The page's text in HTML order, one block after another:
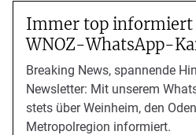
Immer top informiert
WNOZ-WhatsApp-
Breaking News, spannende
Newsletter: Mit unserem
stets über Weinheim, den
Metropolregion informiert.